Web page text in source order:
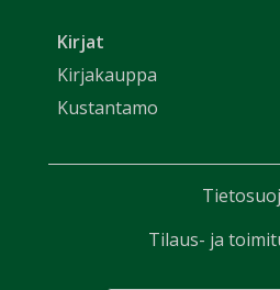
Kirjat
Kirjakauppa
Kustantamo
Tilaus- ja